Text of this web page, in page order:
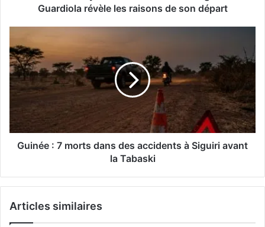
Guardiola révèle les raisons de son départ
Guinée : 7 morts dans des accidents à Siguiri avant
la Tabaski
Articles similaires